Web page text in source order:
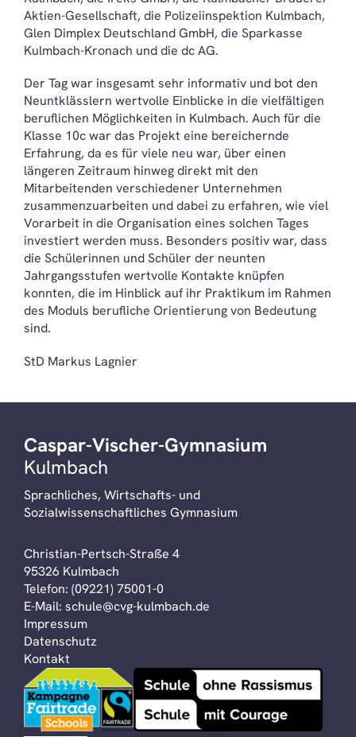
Aktien-Gesellschaft, die Polizeiinspektion Kulmbach,
Glen Dimplex Deutschland GmbH, die Sparkasse
Kulmbach-Kronach und die dc AG.
Der Tag war insgesamt sehr informativ und bot den
Neuntklässlern wertvolle Einblicke in die vielfältigen
beruflichen Möglichkeiten in Kulmbach. Auch für die
Klasse 10c war das Projekt eine bereichernde
Erfahrung, da es für viele neu war, über einen
längeren Zeitraum hinweg direkt mit den
Mitarbeitenden verschiedener Unternehmen
zusammenzuarbeiten und dabei zu erfahren, wie viel
Vorarbeit in die Organisation eines solchen Tages
investiert werden muss. Besonders positiv war, dass
die Schülerinnen und Schüler der neunten
Jahrgangsstufen wertvolle Kontakte knüpfen
konnten, die im Hinblick auf ihr Praktikum im Rahmen
des Moduls berufliche Orientierung von Bedeutung
sind.
StD Markus Lagnier
Caspar-Vischer-Gymnasium
Kulmbach
Sprachliches, Wirtschafts- und
Sozialwissenschaftliches Gymnasium
Christian-Pertsch-Straße 4
95326 Kulmbach
Telefon: (09221) 75001-0
E-Mail: schule@cvg-kulmbach.de
Impressum
Datenschutz
Kontakt